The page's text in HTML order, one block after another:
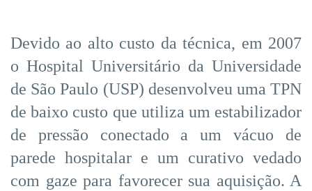
Devido ao alto custo da técnica, em 2007
o Hospital Universitário da Universidade
de São Paulo (USP) desenvolveu uma TPN
de baixo custo que utiliza um estabilizador
de pressão conectado a um vácuo de
parede hospitalar e um curativo vedado
com gaze para favorecer sua aquisição. A